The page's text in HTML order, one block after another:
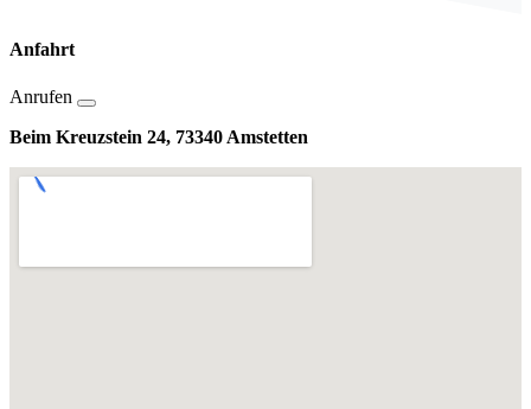
Anfahrt
Anrufen
Beim Kreuzstein 24, 73340 Amstetten